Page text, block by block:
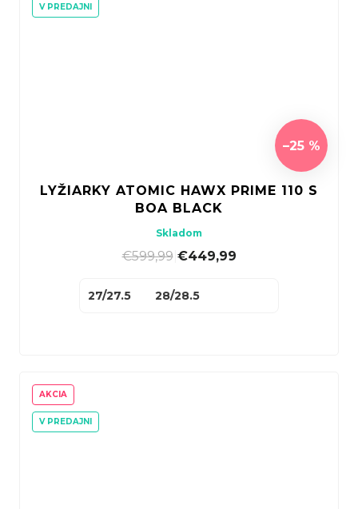
V PREDAJNI
–25 %
LYŽIARKY ATOMIC HAWX PRIME 110 S
BOA BLACK
Skladom
€599,99| €449,99
27/27.5 28/28.5
AKCIA
V PREDAJNI